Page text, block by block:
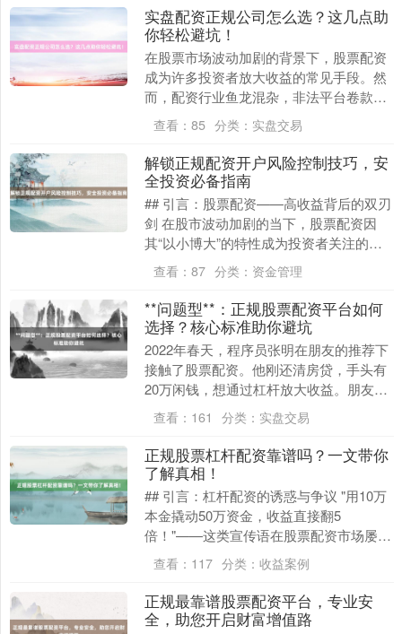
实盘配资正规公司怎么选？这几点助
你轻松避坑！
在股票市场波动加剧的背景下，股票配资
成为许多投资者放大收益的常见手段。然
而，配资行业鱼龙混杂，非法平台卷款跑
路、资金安全无保障等问题频发。如何从
海量公司中筛选出....
查看： 85 分类： 实盘交易
解锁正规配资开户风险控制技巧，安
全投资必备指南
## 引言：股票配资——高收益背后的双刃
剑 在股市波动加剧的当下，股票配资因
其“以小博大”的特性成为投资者关注的焦
点。通过杠杆放大资金，投资者既能抓住
市场机遇，....
查看： 87 分类： 资金管理
**问题型**：正规股票配资平台如何
选择？核心标准助你避坑
2022年春天，程序员张明在朋友的推荐下
接触了股票配资。他刚还清房贷，手头有
20万闲钱，想通过杠杆放大收益。朋友说
某平台“5倍杠杆、免息30天”，他心动了，
直接....
查看： 161 分类： 实盘交易
正规股票杠杆配资靠谱吗？一文带你
了解真相！
## 引言：杠杆配资的诱惑与争议 "用10万
本金撬动50万资金，收益直接翻5
倍！"——这类宣传语在股票配资市场屡见
不鲜。股票配资作为一种通过杠杆放大投
资收益的工....
查看： 117 分类： 收益案例
正规最靠谱股票配资平台，专业安
全，助您开启财富增值路